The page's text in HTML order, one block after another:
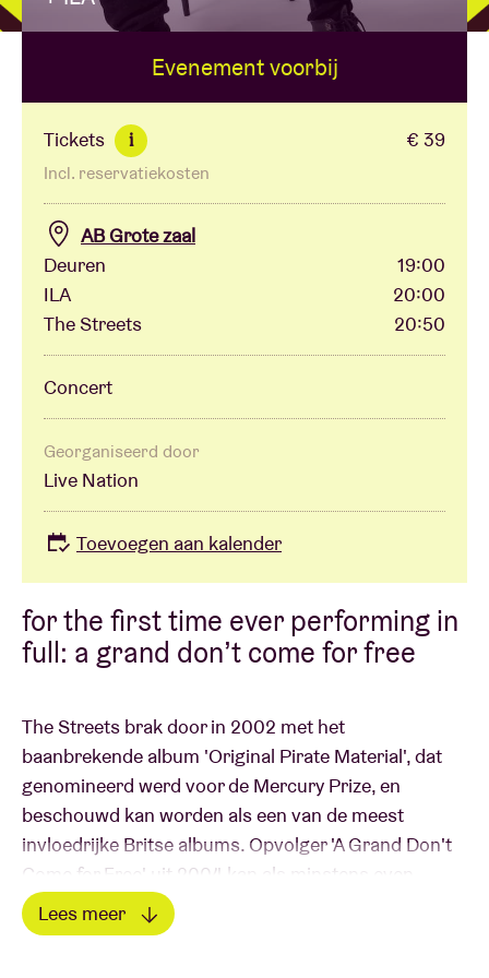
BRDCST
ABtv
Concertcheque
Over AB
Contact
for the first time ever performing in
full: ​a grand don’t come for free
The Streets brak door in 2002 met het
baanbrekende album 'Original Pirate Material', dat
genomineerd werd voor de Mercury Prize, en
beschouwd kan worden als een van de meest
invloedrijke Britse albums. Opvolger 'A Grand Don't
Come for Free' uit 2004 kan als minstens even
iconisch beschouwd worden. Op het album staan
hits als "Dry Your Eyes", "Fit But You Know It" en
Lees meer
Evenement voorbij
Tickets i € 39
Incl. reservatiekosten
AB Grote zaal
Deuren
19:00
ILA
20:00
The Streets
20:50
Concert
Georganiseerd door
Live Nation
Toevoegen aan kalender